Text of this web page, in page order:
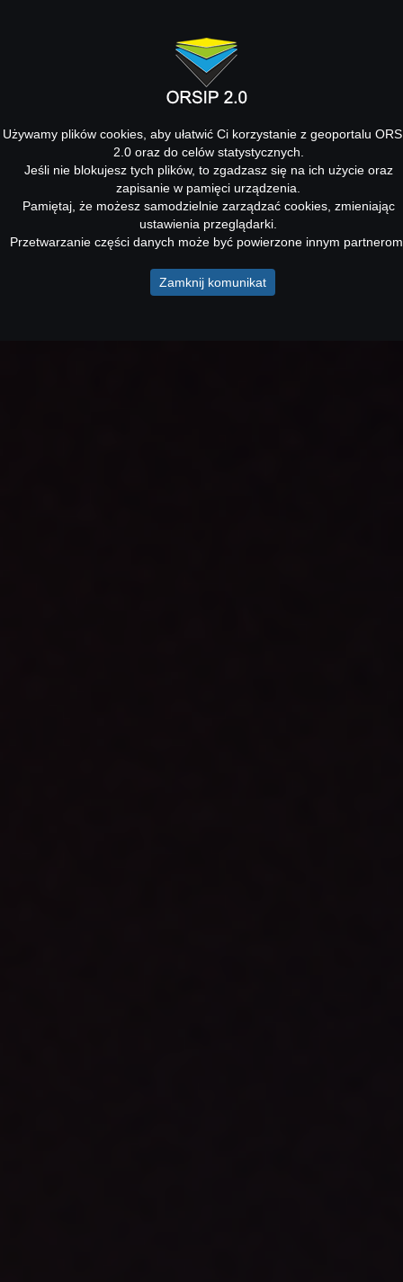
Używamy plików cookies, aby ułatwić Ci korzystanie z geoportalu
2.0 oraz do celów statystycznych.
Jeśli nie blokujesz tych plików, to zgadzasz się na ich użycie oraz
zapisanie w pamięci urządzenia.
Pamiętaj, że możesz samodzielnie zarządzać cookies, zmieniając
ustawienia przeglądarki.
Przetwarzanie części danych może być powierzone innym
Zamknij komunikat